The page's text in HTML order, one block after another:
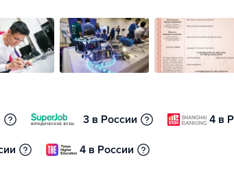
3 в России 4 в
4 в России